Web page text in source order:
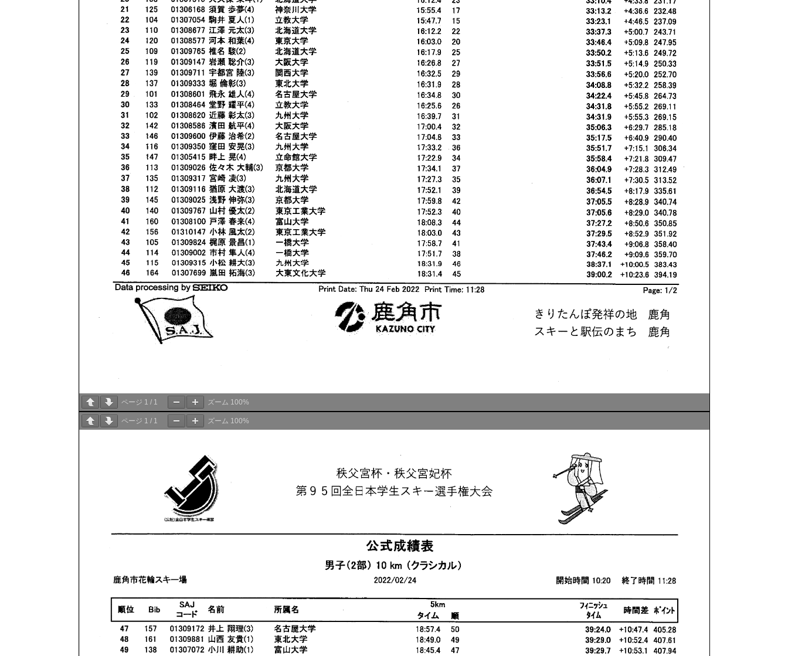
ページ 1 / 1 ズーム 100%
ページ 1 / 1 ズーム 100%